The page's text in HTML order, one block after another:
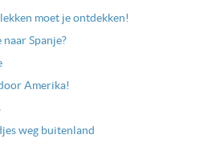
moet je ontdekken!
Spanje?
Amerika!
weg buitenland